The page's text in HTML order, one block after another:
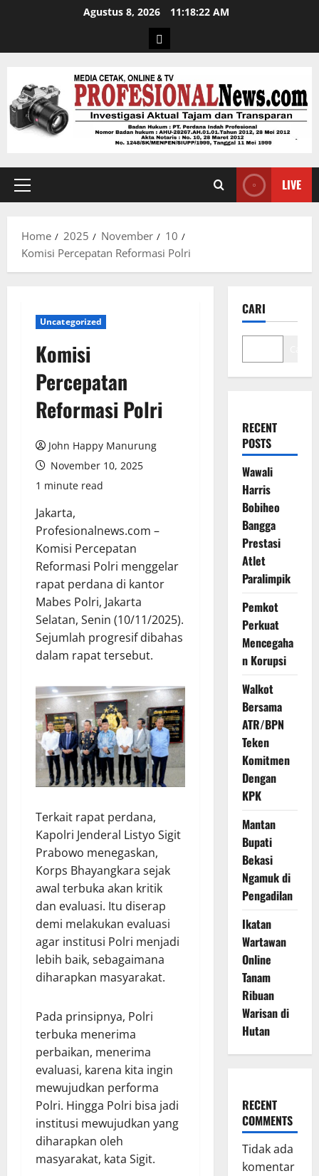
Agustus 8, 2026 11:18:23 AM
LIVE
Home 2025 November
10
Komisi Percepatan Reformasi Polri
Uncategorized
Komisi
Percepatan
Reformasi Polri
John Happy Manurung
November 10, 2025
1 minute read
Jakarta,
Profesionalnews.com –
Komisi Percepatan
Reformasi Polri menggelar
rapat perdana di kantor
Mabes Polri, Jakarta
Selatan, Senin (10/11/2025).
Sejumlah progresif dibahas
dalam rapat tersebut.
Terkait rapat perdana,
Kapolri Jenderal Listyo Sigit
Prabowo menegaskan,
Korps Bhayangkara sejak
awal terbuka akan kritik
dan evaluasi. Itu diserap
demi melakukan evaluasi
agar institusi Polri menjadi
lebih baik, sebagaimana
diharapkan masyarakat.
Pada prinsipnya, Polri
terbuka menerima
perbaikan, menerima
evaluasi, karena kita ingin
mewujudkan performa
Polri. Hingga Polri bisa jadi
institusi mewujudkan yang
diharapkan oleh
masyarakat, kata Sigit.
CARI
RECENT
POSTS
Wawali
Harris
Bobiheo
Bangga
Prestasi
Atlet
Paralimpik
Pemkot
Perkuat
Mencegaha
n Korupsi
Walkot
Bersama
ATR/BPN
Teken
Komitmen
Dengan
KPK
Mantan
Bupati
Bekasi
Ngamuk di
Pengadilan
Ikatan
Wartawan
Online
Tanam
Ribuan
Warisan di
Hutan
RECENT
COMMENTS
Tidak ada
komentar